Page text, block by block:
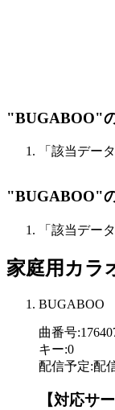
"BUGABOO"
「該当デー
"BUGABOO"
「該当デー
家庭用カラ
BUGABOO
曲番号:
キー:0
配信予定:配
【対応サ